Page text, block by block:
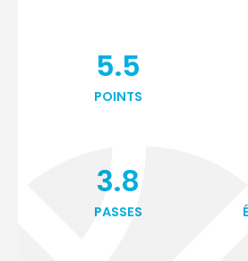
5.5
POINTS
3.8
PASSES